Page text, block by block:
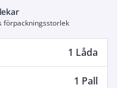
förpackningsstorlek
1 Låda
1 Pall